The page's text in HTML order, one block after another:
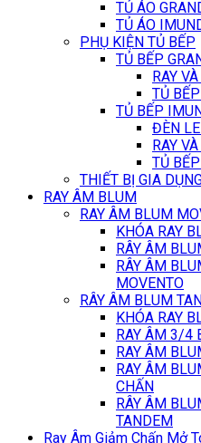
TỦ ÁO
TỦ ÁO
PHỤ KIỆN TỦ BẾP
TỦ BẾP
RAY
TỦ
TỦ BẾP
ĐÈN
RAY
TỦ
THIẾT BỊ GIA
RAY ÂM BLUM
RAY ÂM BLUM
KHÓA RAY
RÂY ÂM
RÂY ÂM
MOVENTO
RÂY ÂM BLUM
KHÓA RAY
RAY ÂM 3/4
RAY ÂM
RAY ÂM
CHẤN
RÂY ÂM
TANDEM
Ray Âm Giảm Chấn Mở